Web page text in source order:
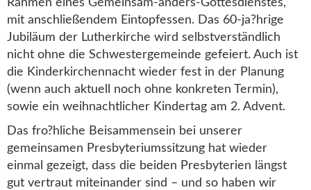
Rahmen eines Gemeinsam-anders-Gottesdienstes,
mit anschließendem Eintopfessen. Das 60-ja?hrige
Jubiläum der Lutherkirche wird selbstverständlich
nicht ohne die Schwestergemeinde gefeiert. Auch ist
die Kinderkirchennacht wieder fest in der Planung
(wenn auch aktuell noch ohne konkreten Termin),
sowie ein weihnachtlicher Kindertag am 2. Advent.
Das fro?hliche Beisammensein bei unserer
gemeinsamen Presbyteriumssitzung hat wieder
einmal gezeigt, dass die beiden Presbyterien längst
gut vertraut miteinander sind – und so haben wir